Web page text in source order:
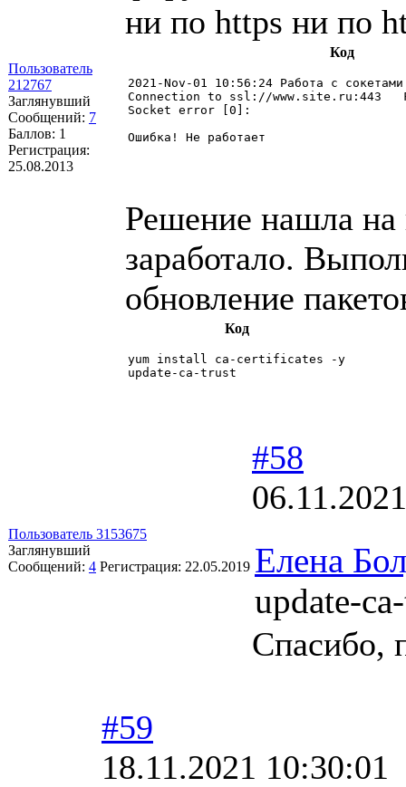
Пользователь
212767
Заглянувший
Сообщений: 7
Баллов: 1
Регистрация:
25.08.2013
ни по https ни по
Код
2021-Nov-01 10:56:24 Работа с
Connection to ssl://www.site.ru:443
Socket error [0]:
Ошибка! Не работает
Решение нашла на
заработало.
обновление
Код
yum install ca-certificates -y
Пользователь 3153675
Заглянувший
Сообщений: 4 Регистрация: 22.05.2019
#58
Елена
update-
Спасибо,
#59
18.11.2021 10:30:01